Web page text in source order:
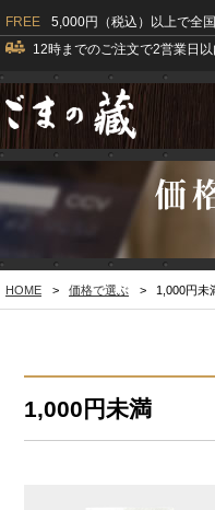
FREE 5,000円（税込）以上で全
12時までのご注文で2営業日
HOME > 価格で選ぶ > 1,000円未
1,000円未満